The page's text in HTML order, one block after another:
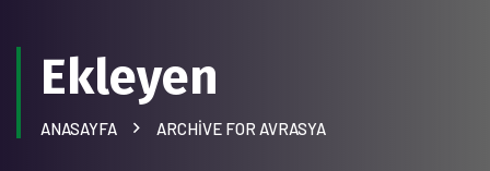
Ekleyen
ANASAYFA ARCHIVE FOR AVRASYA